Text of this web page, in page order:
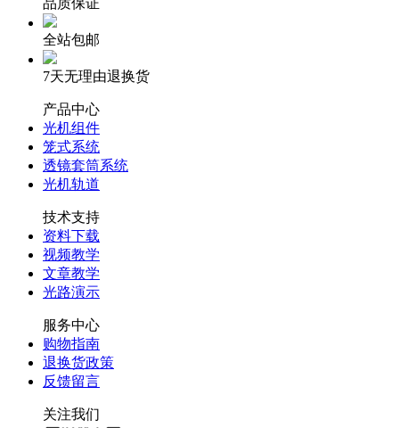
品质保证
全站包邮
7天无理由退换货
产品中心
光机组件
笼式系统
透镜套筒系统
光机轨道
技术支持
资料下载
视频教学
文章教学
光路演示
服务中心
购物指南
退换货政策
反馈留言
关注我们